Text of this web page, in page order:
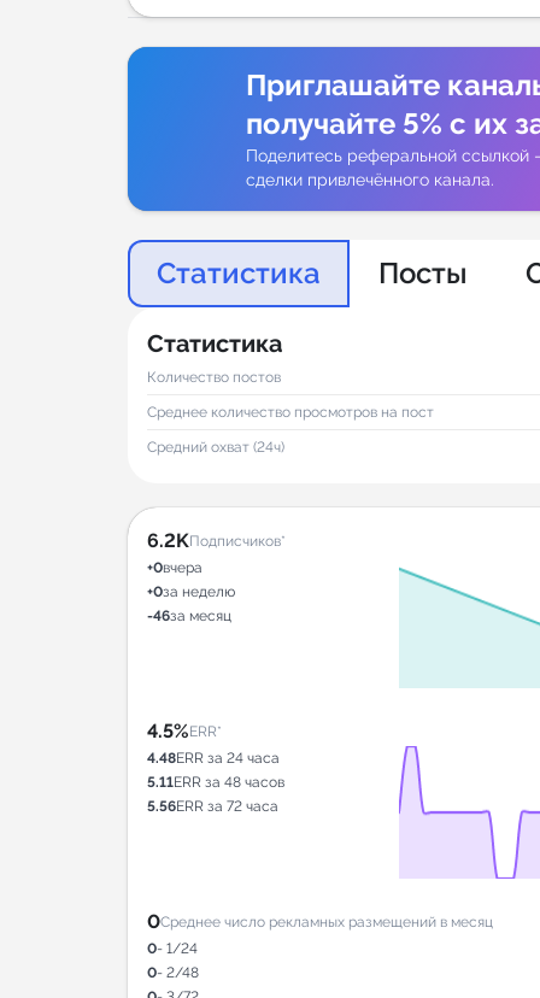
Приглашайте
получайте 5% с их
Поделитесь реферальной ссылкой
сделки привлечённого канала.
Статистика Посты
Статистика
Количество постов
Среднее количество просмотров на пост
Средний охват (24ч)
6.2KПодписчиков*
+0вчера
+0за неделю
-46за месяц
4.5%ERR*
4.48ERR за 24 часа
5.11ERR за 48 часов
5.56ERR за 72 часа
0Среднее число рекламных размещений в месяц
0- 1/24
0- 2/48